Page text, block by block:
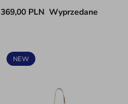
CERISE BLUSH KONGES
SLOJD
369,00 PLN Wyprzedane
NEW